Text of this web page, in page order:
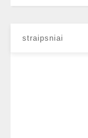
straipsniai